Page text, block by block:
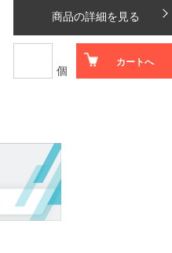
商品の詳細を見る
個
カートへ